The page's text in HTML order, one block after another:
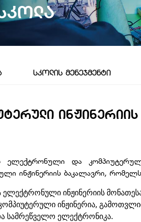
ᲡᲙᲝᲚᲘᲡ ᲛᲔᲜᲔᲯᲛᲔᲜᲢᲘ
ელექტრონული და
ინჟინერიის ბაკალავრი,
ინჟინერიის
ინჟინერია,
სამრეწველო ელექტრონიკა.